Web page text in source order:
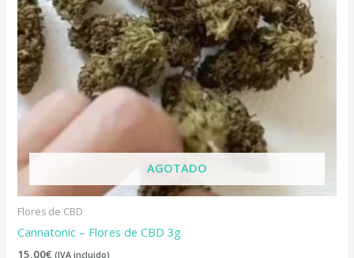
AGOTADO
Flores de CBD
Cannatonic – Flores de CBD 3g
15,00€ (IVA incluido)